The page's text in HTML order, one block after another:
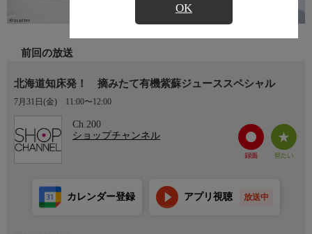
OK
前回の放送
北海道知床発！ 摘みたて有機紫蘇ジューススペシャル
7月31日(金) 11:00〜12:00
Ch.200
ショップチャンネル
カレンダー登録 アプリ視聴 放送中